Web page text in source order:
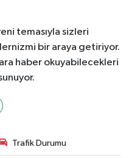
temasıyla sizleri
bir araya getiriyor.
haber okuyabilecekleri
Trafik Durumu